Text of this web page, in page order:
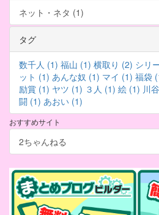
ネット・ネタ (1)
タグ
数千人 (1) 福山 (1) 横取り (2) シリ
ット (1) あんな奴 (1) マイ (1) 福袋
励賞 (1) ヤツ (1) ３人 (1) 絵 (1) 川
闘 (1) あおい (1)
おすすめサイト
2ちゃんねる